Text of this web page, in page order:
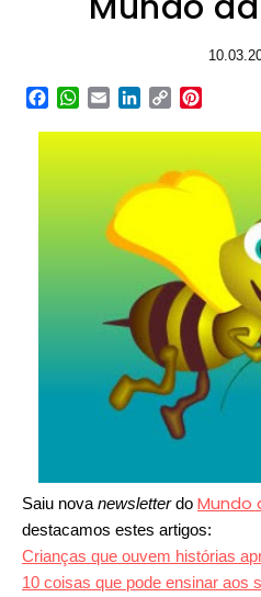
Facebook
WhatsApp
EmailLinkedIn
Copy
Saiu nova newsletterdo Mundo
destacamos estes artigos:
Crianças que ouvem histórias
10 coisas que pode ensinar aos